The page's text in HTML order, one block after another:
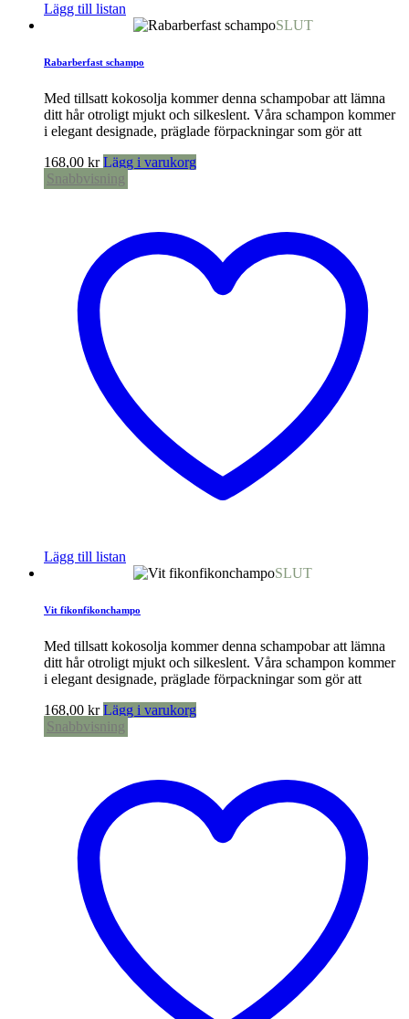
Lägg till listan
SLUT
Rabarberfast schampo
Med tillsatt kokosolja kommer denna schampobar att lämna
ditt hår otroligt mjukt och silkeslent. Våra schampon kommer
i elegant designade, präglade förpackningar som gör att
168,00 kr Lägg i varukorg
Snabbvisning
Lägg till listan
SLUT
Vit fikonfikonchampo
Med tillsatt kokosolja kommer denna schampobar att lämna
ditt hår otroligt mjukt och silkeslent. Våra schampon kommer
i elegant designade, präglade förpackningar som gör att
168,00 kr Lägg i varukorg
Snabbvisning